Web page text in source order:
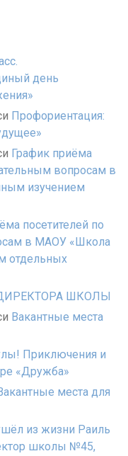
день
Профориентация:
График приёма
вопросам в
изучением
посетителей по
в МАОУ «Школа
отдельных
ШКОЛЫ
Вакантные места
Приключения и
«Дружба»
места для
из жизни Раиль
школы №45,